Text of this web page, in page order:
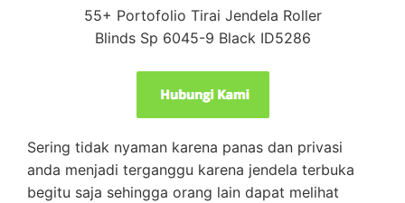
55+ Portofolio Tirai Jendela Roller
Blinds Sp 6045-9 Black ID5286
Sering tidak nyaman karena panas dan privasi
anda menjadi terganggu karena jendela terbuka
begitu saja sehingga orang lain dapat melihat